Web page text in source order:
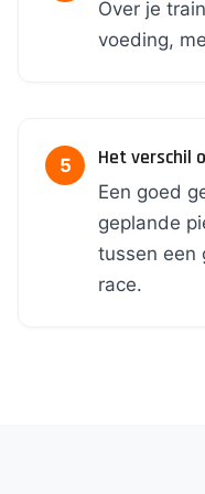
Over je
voeding,
Het verschil
Een goed
geplande
tussen een
race.